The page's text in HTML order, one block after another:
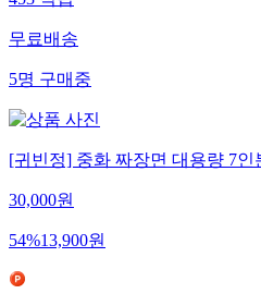
무료배송
5명구매중
[귀빈정] 중화 짜장면 대용량 7인
30,000원
54%13,900원